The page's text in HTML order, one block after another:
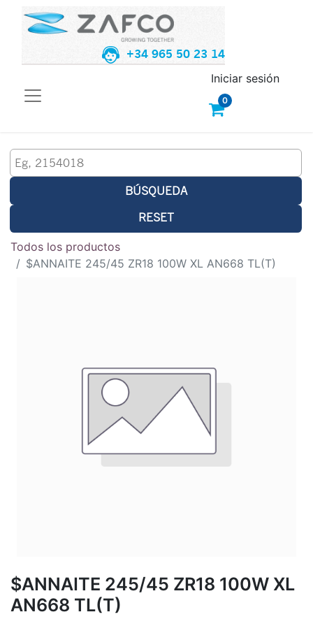
+34 965 50 23 14
0
Iniciar sesión
BÚSQUEDA
RESET
Todos los productos
$ANNAITE 245/45 ZR18 100W XL AN668 TL(T)
$ANNAITE 245/45 ZR18 100W XL
AN668 TL(T)